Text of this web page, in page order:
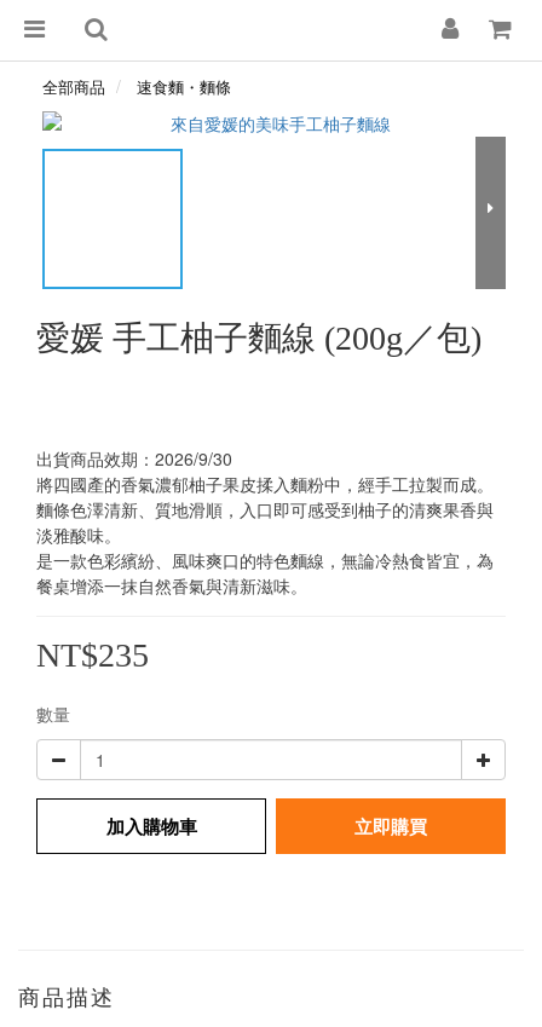
全部商品 速食麵・麵條
愛媛 手工柚子麵線 (200g／包)
出貨商品效期：2026/9/30
將四國產的香氣濃郁柚子果皮揉入麵粉中，經手工拉製而成。
麵條色澤清新、質地滑順，入口即可感受到柚子的清爽果香與
淡雅酸味。
是一款色彩繽紛、風味爽口的特色麵線，無論冷熱食皆宜，為
餐桌增添一抹自然香氣與清新滋味。
NT$235
數量
加入購物車 立即購買
商品描述